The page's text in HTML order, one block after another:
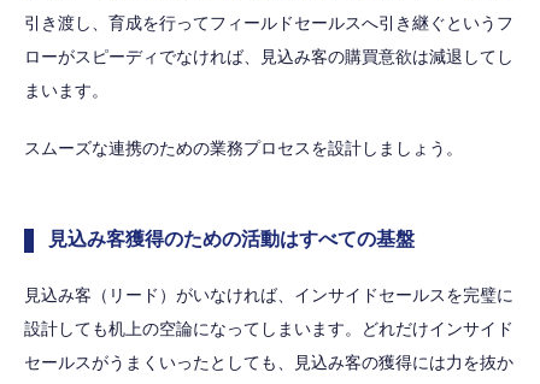
引き渡し、育成を行ってフィールドセールスへ引き継ぐというフ
ローがスピーディでなければ、見込み客の購買意欲は減退してし
まいます。
スムーズな連携のための業務プロセスを設計しましょう。
見込み客獲得のための活動はすべての基盤
見込み客（リード）がいなければ、インサイドセールスを完璧に
設計しても机上の空論になってしまいます。どれだけインサイド
セールスがうまくいったとしても、見込み客の獲得には力を抜か